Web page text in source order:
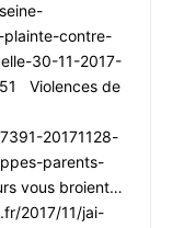
plainte-contre-
30-11-2017-
Violences de
20171128-
parents-
vous broient…
2017/11/jai-